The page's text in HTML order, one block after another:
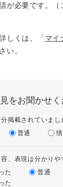
が必要です。
しくは、「マイ
い。
をお聞かせく
掲載されていまし
普通
、表現は分かりや
た
普通
た